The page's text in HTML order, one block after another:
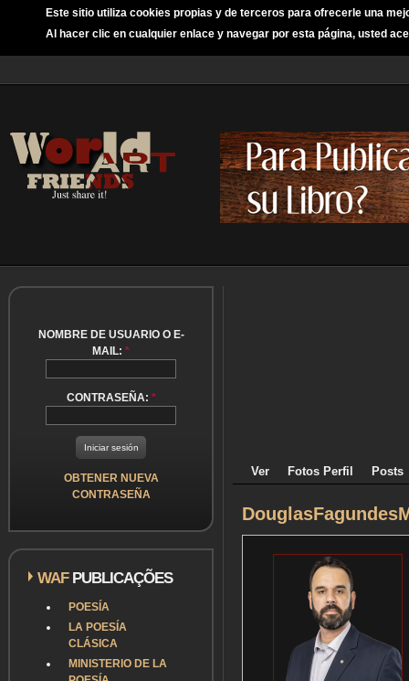
Este sitio utiliza cookies propias y de terceros para ofrecerle una
Al hacer clic en cualquier enlace y navegar por esta página, usted
NOMBRE DE USUARIO O E-
MAIL: *
CONTRASEÑA: *
OBTENER NUEVA
CONTRASEÑA
WAFPUBLICAÇÕES
POESÍA
LA POESÍA
CLÁSICA
MINISTERIO DE LA
Ver Fotos Perfil Posts